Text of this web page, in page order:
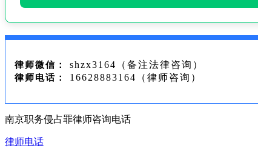
律师微信： shzx3164（备注法律咨询）
律师电话： 16628883164（律师咨询）
南京职务侵占罪律师咨询电话
律师电话